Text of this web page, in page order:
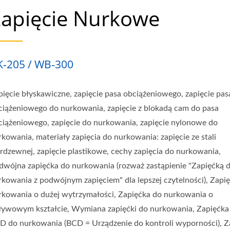
Zapięciem" Dla Lepszej
Wytrzymałości,
Wymiana Zapięćki Do
(BCD = Urządzenie Do
Ciężaru Do
Zapięćka Do
W Klasie Morskiej,
Nurkowania O Niskim
Do Nurkowania
Najlepsze Zapięcie
Nurkowe
205 / WB-300
błyskawiczne, zapięcie pasa obciążeniowego, zapięcie
do nurkowania, zapięcie z blokadą cam do pasa
zapięcie do nurkowania, zapięcie nylonowe do
materiały zapięcia do nurkowania: zapięcie ze stali
zapięcie plastikowe, cechy zapięcia do nurkowania,
zapięćka do nurkowania (rozważ zastąpienie "Zapięćką
z podwójnym zapięciem" dla lepszej czytelności),
o dużej wytrzymałości, Zapięćka do nurkowania o
kształcie, Wymiana zapięćki do nurkowania,
do nurkowania (BCD = Urządzenie do kontroli wyporności),